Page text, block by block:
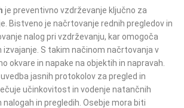
je preventivno vzdrževanje ključno za
Bistveno je načrtovanje rednih pregledov in
nalog pri vzdrževanju, kar omogoča
izvajanje. S takim načinom načrtovanja v
okvare in napake na objektih in napravah.
jasnih protokolov za pregled in
učinkovitost in vodenje natančnih
nalogah in pregledih. Osebje mora biti